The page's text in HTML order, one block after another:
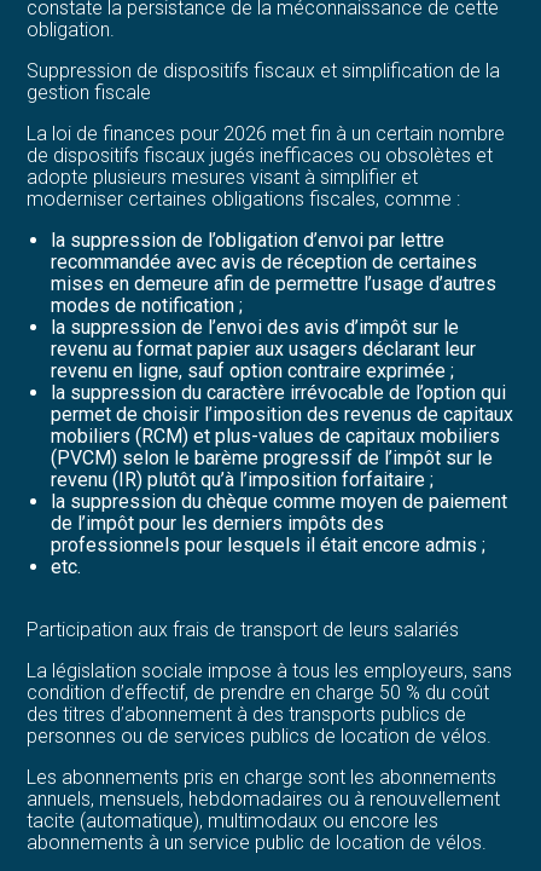
constate la persistance de la méconnaissance de cette
obligation.
Suppression de dispositifs fiscaux et simplification de la
gestion fiscale
La loi de finances pour 2026 met fin à un certain nombre
de dispositifs fiscaux jugés inefficaces ou obsolètes et
adopte plusieurs mesures visant à simplifier et
moderniser certaines obligations fiscales, comme :
la suppression de l’obligation d’envoi par lettre
recommandée avec avis de réception de certaines
mises en demeure afin de permettre l’usage d’autres
modes de notification ;
la suppression de l’envoi des avis d’impôt sur le
revenu au format papier aux usagers déclarant leur
revenu en ligne, sauf option contraire exprimée ;
la suppression du caractère irrévocable de l’option qui
permet de choisir l’imposition des revenus de capitaux
mobiliers (RCM) et plus-values de capitaux mobiliers
(PVCM) selon le barème progressif de l’impôt sur le
revenu (IR) plutôt qu’à l’imposition forfaitaire ;
la suppression du chèque comme moyen de paiement
de l’impôt pour les derniers impôts des
professionnels pour lesquels il était encore admis ;
etc.
Participation aux frais de transport de leurs salariés
La législation sociale impose à tous les employeurs, sans
condition d’effectif, de prendre en charge 50 % du coût
des titres d’abonnement à des transports publics de
personnes ou de services publics de location de vélos.
Les abonnements pris en charge sont les abonnements
annuels, mensuels, hebdomadaires ou à renouvellement
tacite (automatique), multimodaux ou encore les
abonnements à un service public de location de vélos.